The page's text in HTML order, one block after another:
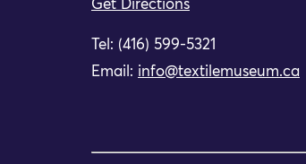
Get Directions
Tel: (416) 599-5321
Email: info@textilemuseum.ca